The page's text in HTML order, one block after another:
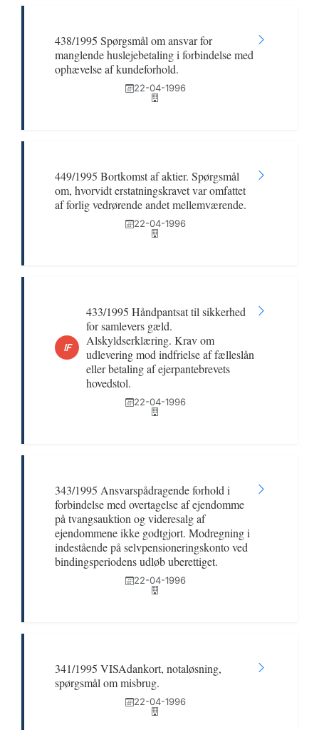
438/1995 Spørgsmål om ansvar for
manglende huslejebetaling i forbindelse med
ophævelse af kundeforhold.
22-04-1996
449/1995 Bortkomst af aktier. Spørgsmål
om, hvorvidt erstatningskravet var omfattet
af forlig vedrørende andet mellemværende.
22-04-1996
IF
433/1995 Håndpantsat til sikkerhed
for samlevers gæld.
Alskyldserklæring. Krav om
udlevering mod indfrielse af fælleslån
eller betaling af ejerpantebrevets
hovedstol.
22-04-1996
343/1995 Ansvarspådragende forhold i
forbindelse med overtagelse af ejendomme
på tvangsauktion og videresalg af
ejendommene ikke godtgjort. Modregning i
indestående på selvpensioneringskonto ved
bindingsperiodens udløb uberettiget.
22-04-1996
341/1995 VISAdankort, notaløsning,
spørgsmål om misbrug.
22-04-1996